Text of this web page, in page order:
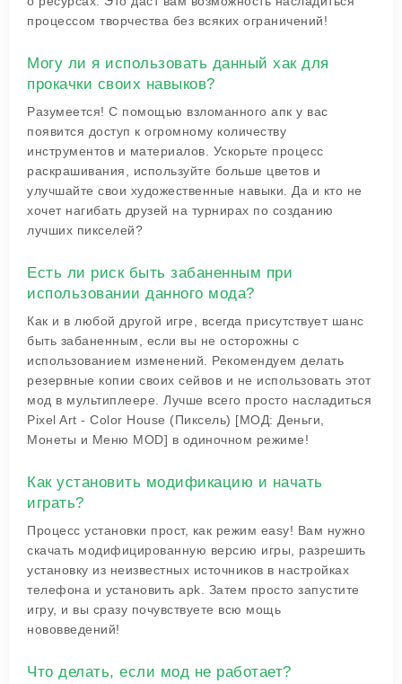
процессом творчества без всяких ограничений!
Могу ли я использовать данный хак для
прокачки своих навыков?
Разумеется! С помощью взломанного апк у вас
появится доступ к огромному количеству
инструментов и материалов. Ускорьте процесс
раскрашивания, используйте больше цветов и
улучшайте свои художественные навыки. Да и кто не
хочет нагибать друзей на турнирах по созданию
лучших пикселей?
Есть ли риск быть забаненным при
использовании данного мода?
Как и в любой другой игре, всегда присутствует шанс
быть забаненным, если вы не осторожны с
использованием изменений. Рекомендуем делать
резервные копии своих сейвов и не использовать этот
мод в мультиплеере. Лучше всего просто насладиться
Pixel Art - Color House (Пиксель) [МОД: Деньги,
Монеты и Меню MOD] в одиночном режиме!
Как установить модификацию и начать
играть?
Процесс установки прост, как режим easy! Вам нужно
скачать модифицированную версию игры, разрешить
установку из неизвестных источников в настройках
телефона и установить apk. Затем просто запустите
игру, и вы сразу почувствуете всю мощь
нововведений!
Что делать, если мод не работает?